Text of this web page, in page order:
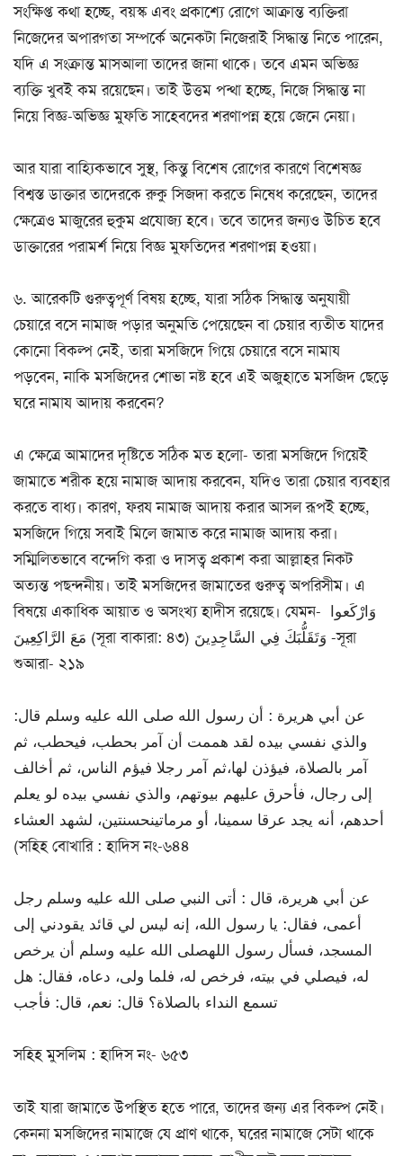
সংক্ষিপ্ত কথা হচ্ছে, বয়স্ক এবং প্রকাশ্যে রোগে আক্রান্ত ব্যক্তিরা
নিজেদের অপারগতা সম্পর্কে অনেকটা নিজেরাই সিদ্ধান্ত নিতে পারেন,
যদি এ সংক্রান্ত মাসআলা তাদের জানা থাকে। তবে এমন অভিজ্ঞ
ব্যক্তি খুবই কম রয়েছেন। তাই উত্তম পন্থা হচ্ছে, নিজে সিদ্ধান্ত না
নিয়ে বিজ্ঞ-অভিজ্ঞ মুফতি সাহেবদের শরণাপন্ন হয়ে জেনে নেয়া।
আর যারা বাহ্যিকভাবে সুস্থ, কিন্তু বিশেষ রোগের কারণে বিশেষজ্ঞ
বিশ্বস্ত ডাক্তার তাদেরকে রুকু সিজদা করতে নিষেধ করেছেন, তাদের
ক্ষেত্রেও মাজুরের হুকুম প্রযোজ্য হবে। তবে তাদের জন্যও উচিত হবে
ডাক্তারের পরামর্শ নিয়ে বিজ্ঞ মুফতিদের শরণাপন্ন হওয়া।
৬. আরেকটি গুরুত্বপূর্ণ বিষয় হচ্ছে, যারা সঠিক সিদ্ধান্ত অনুযায়ী
চেয়ারে বসে নামাজ পড়ার অনুমতি পেয়েছেন বা চেয়ার ব্যতীত যাদের
কোনো বিকল্প নেই, তারা মসজিদে গিয়ে চেয়ারে বসে নামায
পড়বেন, নাকি মসজিদের শোভা নষ্ট হবে এই অজুহাতে মসজিদ ছেড়ে
ঘরে নামায আদায় করবেন?
এ ক্ষেত্রে আমাদের দৃষ্টিতে সঠিক মত হলো- তারা মসজিদে গিয়েই
জামাতে শরীক হয়ে নামাজ আদায় করবেন, যদিও তারা চেয়ার ব্যবহার
করতে বাধ্য। কারণ, ফরয নামাজ আদায় করার আসল রূপই হচ্ছে,
মসজিদে গিয়ে সবাই মিলে জামাত করে নামাজ আদায় করা।
সম্মিলিতভাবে বন্দেগি করা ও দাসত্ব প্রকাশ করা আল্লাহর নিকট
অত্যন্ত পছন্দনীয়। তাই মসজিদের জামাতের গুরুত্ব অপরিসীম। এ
বিষয়ে একাধিক আয়াত ও অসংখ্য হাদীস রয়েছে। যেমন- وَارْكَعوا
مَعَ الرَّاكِعِينَ (সূরা বাকারা: ৪৩) وَتَقَلُّبَكَ فِي السَّاجِدِينَ -সূরা
শুআরা- ২১৯
عن أبي هريرة : أن رسول الله صلى الله عليه وسلم قال:
والذي نفسي بيده لقد هممت أن آمر بحطب، فيحطب، ثم
آمر بالصلاة، فيؤذن لها،ثم آمر رجلا فيؤم الناس، ثم أخالف
إلى رجال، فأحرق عليهم بيوتهم، والذي نفسي بيده لو يعلم
أحدهم، أنه يجد عرقا سمينا، أو مرماتينحسنتين، لشهد العشاء
(সহিহ বোখারি : হাদিস নং-৬৪৪
عن أبي هريرة، قال : أتى النبي صلى الله عليه وسلم رجل
أعمى، فقال: يا رسول الله، إنه ليس لي قائد يقودني إلى
المسجد، فسأل رسول اللهصلى الله عليه وسلم أن يرخص
له، فيصلي في بيته، فرخص له، فلما ولى، دعاه، فقال: هل
تسمع النداء بالصلاة؟ قال: نعم، قال: فأجب
সহিহ মুসলিম : হাদিস নং- ৬৫৩
তাই যারা জামাতে উপস্থিত হতে পারে, তাদের জন্য এর বিকল্প নেই।
কেননা মসজিদের নামাজে যে প্রাণ থাকে, ঘরের নামাজে সেটা থাকে